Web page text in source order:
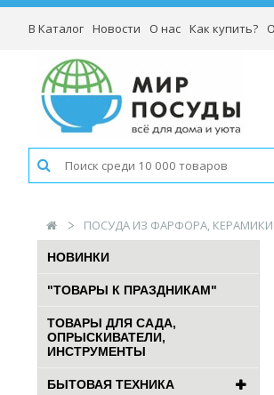
В Каталог Новости О нас Как купить?
ПОСУДА ИЗ ФАРФОРА, КЕРАМИКИ
НОВИНКИ
"ТОВАРЫ К ПРАЗДНИКАМ"
ТОВАРЫ ДЛЯ САДА,
ОПРЫСКИВАТЕЛИ,
ИНСТРУМЕНТЫ
БЫТОВАЯ ТЕХНИКА